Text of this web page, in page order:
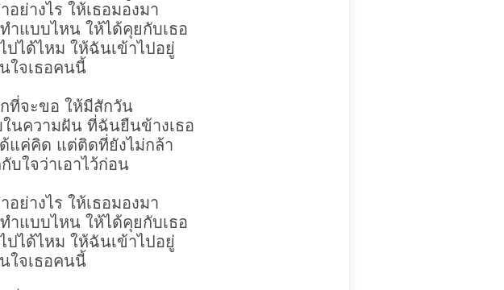
อย่างไร ให้เธอมองมา
ำแบบไหน ให้ได้คุยกับเธอ
ปได้ไหม ให้ฉันเข้าไปอยู่
ใจเธอคนนี้
ที่จะขอ ให้มีสักวัน
นความฝัน ที่ฉันยืนข้างเธอ
แค่คิด แต่ติดที่ยังไม่กล้า
บใจว่าเอาไว้ก่อน
อย่างไร ให้เธอมองมา
ำแบบไหน ให้ได้คุยกับเธอ
ปได้ไหม ให้ฉันเข้าไปอยู่
ใจเธอคนนี้